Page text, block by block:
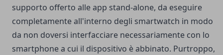
supporto offerto alle app stand-alone, da eseguire
completamente all'interno degli smartwatch in modo
da non doversi interfacciare necessariamente con lo
smartphone a cui il dispositivo è abbinato. Purtroppo,